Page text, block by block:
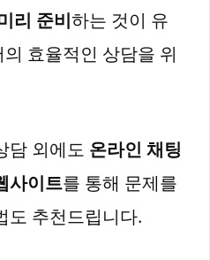
리 준비하는 것이 유
효율적인 상담을 위
담 외에도 온라인 채팅
사이트를 통해 문제를
도 추천드립니다.